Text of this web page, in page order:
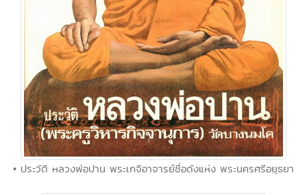
• ประวัติ หลวงพ่อปาน พระเกจิอาจารย์ชื่อดังแห่ง พระนครศรีอยุธยา